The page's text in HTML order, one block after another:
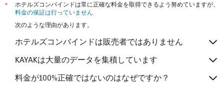
*
ホテルズコンバインドは常に正確な料金を取得できるよう努めていますが、
料金の保証は行っていません
次のような理由があります。
ホテルズコンバインドは販売者ではありません
KAYAKは大量のデータを集積しています
料金が100%正確ではないのはなぜですか？